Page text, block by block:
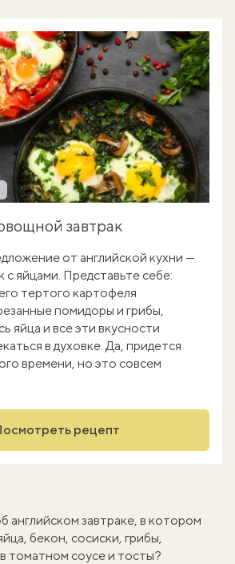
завтрак
от английской кухни —
с яйцами. Представьте себе:
тертого картофеля
помидоры и грибы,
яйца и все эти вкусности
в духовке. Да, придется
времени, но это совсем
рецепт
английском завтраке, в котором
бекон, сосиски, грибы,
томатном соусе и тосты?